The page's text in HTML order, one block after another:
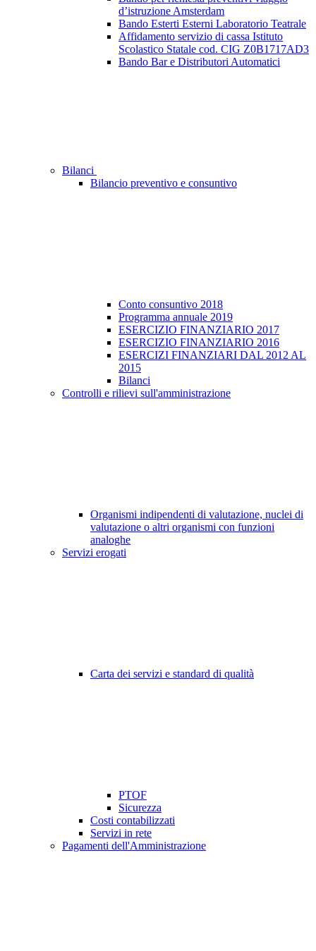
d’istruzione Amsterdam
Bando Esterti Esterni Laboratorio Teatrale
Affidamento servizio di cassa Istituto
Scolastico Statale cod. CIG Z0B1717AD3
Bando Bar e Distributori Automatici
Bilanci
Bilancio preventivo e consuntivo
Conto consuntivo 2018
Programma annuale 2019
ESERCIZIO FINANZIARIO 2017
ESERCIZIO FINANZIARIO 2016
ESERCIZI FINANZIARI DAL 2012 AL
2015
Bilanci
Controlli e rilievi sull'amministrazione
Organismi indipendenti di valutazione, nuclei di
valutazione o altri organismi con funzioni
analoghe
Servizi erogati
Carta dei servizi e standard di qualità
PTOF
Sicurezza
Costi contabilizzati
Servizi in rete
Pagamenti dell'Amministrazione